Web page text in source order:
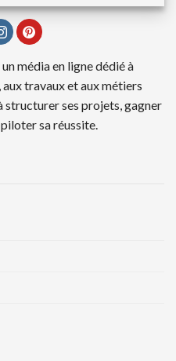
média en ligne dédié à
travaux et aux métiers
structurer ses projets, gagner
sa réussite.